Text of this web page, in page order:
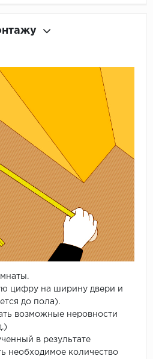
цифру на ширину двери и
до пола).
возможные неровности
в результате
необходимое количество